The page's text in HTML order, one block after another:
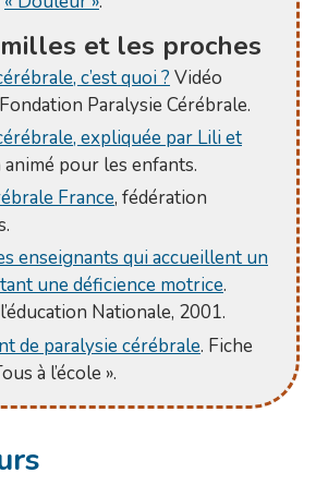
et les proches
c’est quoi ? Vidéo
Paralysie Cérébrale.
expliquée par Lili et
animé pour les enfants.
France, fédération
enseignants qui accueillent un
une déficience motrice.
Nationale, 2001.
de paralysie cérébrale. Fiche
à l’école ».